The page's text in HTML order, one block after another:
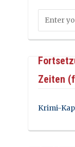
Zeiten
Krimi-